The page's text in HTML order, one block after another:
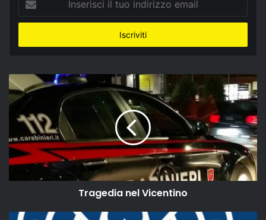
tuo
email
Tragedia nel Vicentino